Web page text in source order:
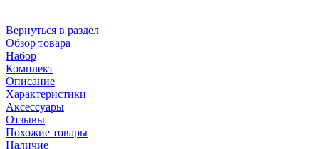
Вернуться в раздел
Обзор товара
Набор
Комплект
Описание
Характеристики
Аксессуары
Отзывы
Похожие товары
Наличие